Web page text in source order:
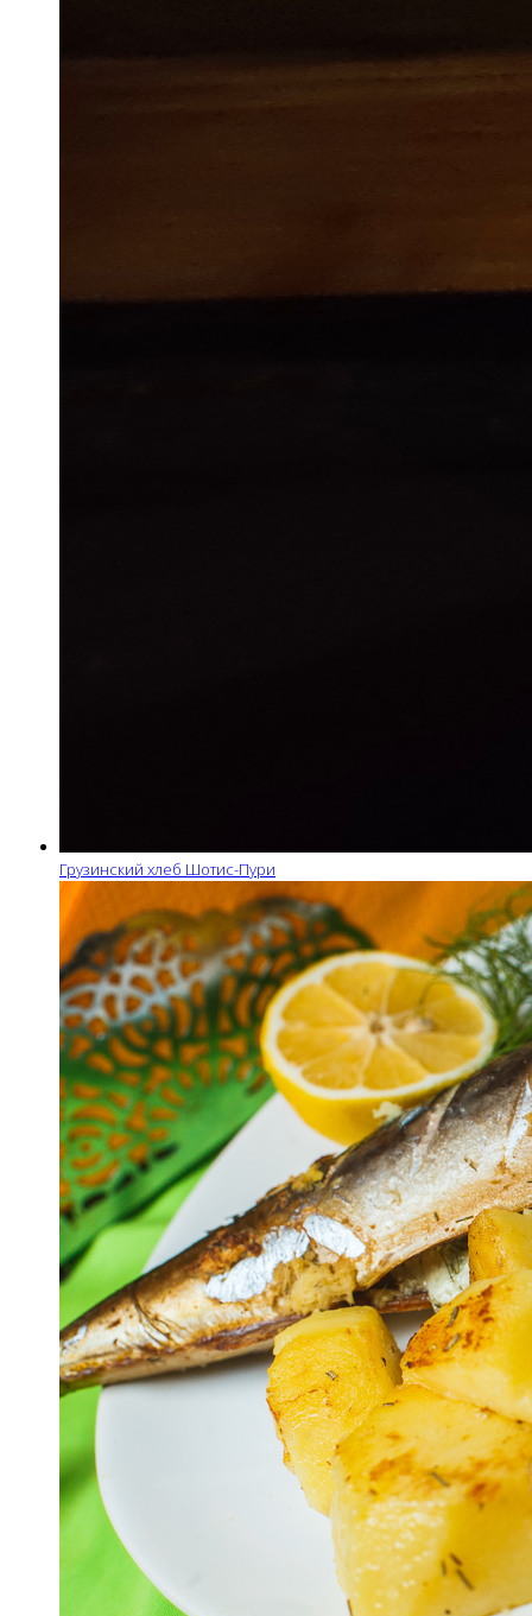
Грузинский хлеб Шотис-Пури